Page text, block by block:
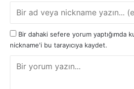
Bir dahaki sefere yorum yaptığımda
nickname'i bu tarayıcıya kaydet.